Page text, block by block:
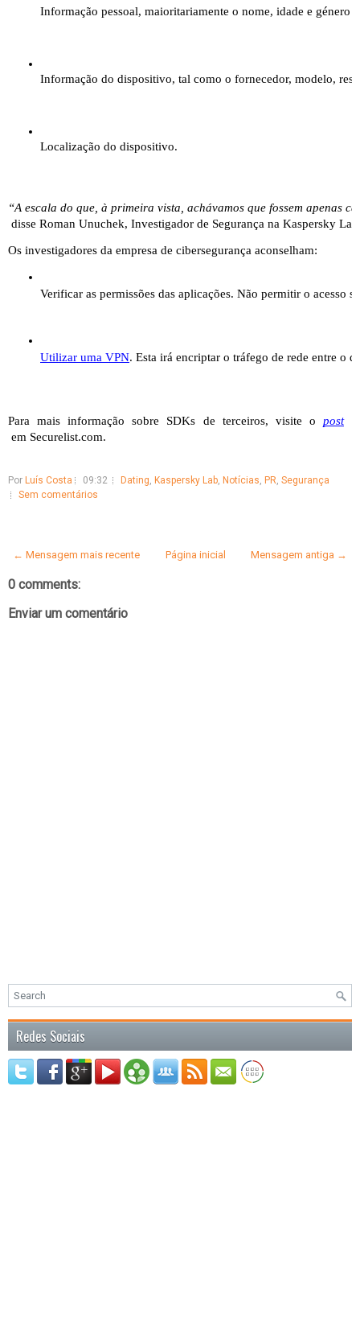
Informação pessoal, maioritariamente o nome, idade e
Informação do dispositivo, tal como o fornecedor, modelo,
Localização do dispositivo.
“A escala do que, à primeira vista, achávamos que fossem apenas
disse Roman Unuchek, Investigador de Segurança na Kaspersky
Os investigadores da empresa de cibersegurança aconselham:
Verificar as permissões das aplicações. Não permitir o acesso
Utilizar uma VPN. Esta irá encriptar o tráfego de rede entre o
Para mais informação sobre SDKs de terceiros, visite o post
em Securelist.com.
Por Luís Costa 09:32 Dating, Kaspersky Lab, Notícias, PR, Segurança
Sem comentários
← Mensagem mais recente Mensagem antiga →
Página inicial
0 comments:
Enviar um comentário
Redes Sociais